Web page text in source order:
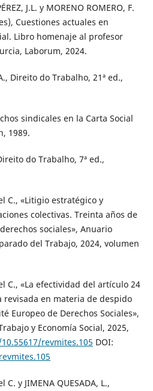
J.L. y MORENO ROMERO, F.
Cuestiones actuales en
Libro homenaje al profesor
Laborum, 2024.
Direito do Trabalho, 21ª ed.,
sindicales en la Carta Social
1989.
do Trabalho, 7ª ed.,
C., «Litigio estratégico y
colectivas. Treinta años de
sociales», Anuario
del Trabajo, 2024, volumen
C., «La efectividad del artículo 24
revisada en materia de despido
Europeo de Derechos Sociales»,
y Economía Social, 2025,
revmites.105 DOI:
C. y JIMENA QUESADA, L.,